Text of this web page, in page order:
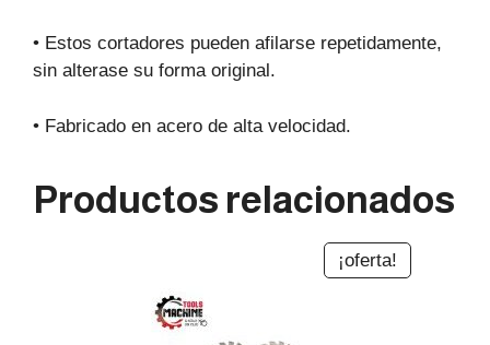
• Estos cortadores pueden afilarse repetidamente,
sin alterase su forma original.
• Fabricado en acero de alta velocidad.
Productos relacionados
¡oferta!